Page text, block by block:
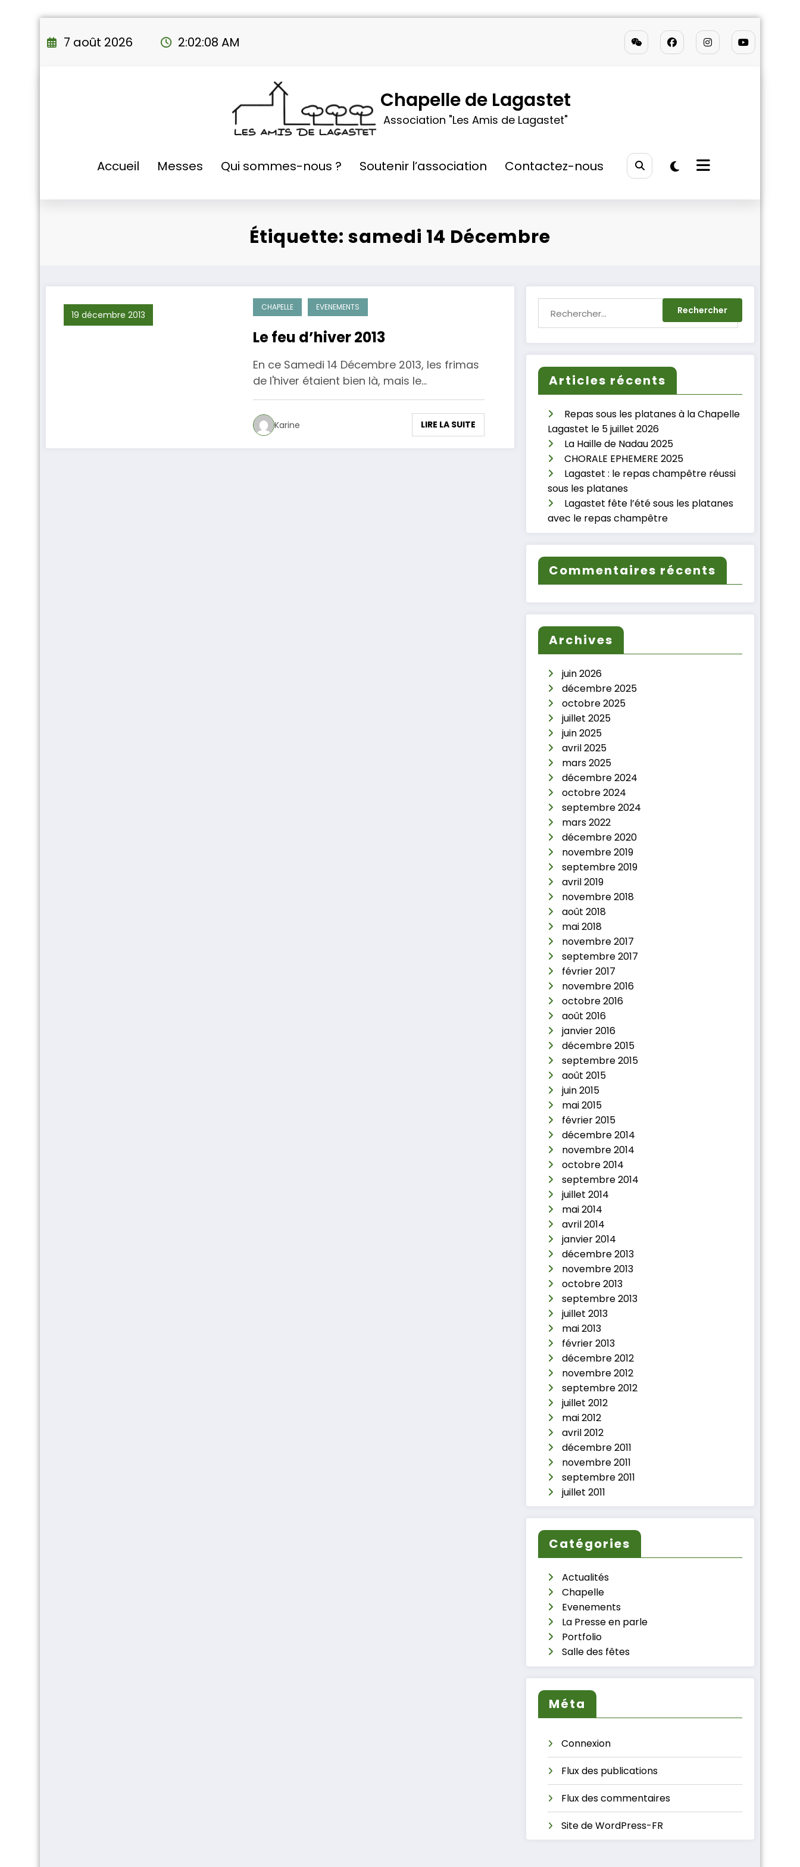
au
7 août 2026 2:02:09 AM
Chapelle de Lagastet
Association "Les Amis de Lagastet"
Accueil Messes Qui sommes-nous ? Soutenir l’association Contactez-nous
Étiquette: samedi 14 Décembre
19 décembre 2013
CHAPELLE EVENEMENTS
Le feu d’hiver 2013
En ce Samedi 14 Décembre 2013, les frimas
de l'hiver étaient bien là, mais le…
Karine LIRE LA SUITE
Articles récents
Repas sous les platanes à la Chapelle
Lagastet le 5 juillet 2026
La Haille de Nadau 2025
CHORALE EPHEMERE 2025
Lagastet : le repas champêtre réussi
sous les platanes
Lagastet fête l’été sous les platanes
avec le repas champêtre
Commentaires récents
Archives
juin 2026
décembre 2025
octobre 2025
juillet 2025
juin 2025
avril 2025
mars 2025
décembre 2024
octobre 2024
septembre 2024
mars 2022
décembre 2020
novembre 2019
septembre 2019
avril 2019
novembre 2018
août 2018
mai 2018
novembre 2017
septembre 2017
février 2017
novembre 2016
octobre 2016
août 2016
janvier 2016
décembre 2015
septembre 2015
août 2015
juin 2015
mai 2015
février 2015
décembre 2014
novembre 2014
octobre 2014
septembre 2014
juillet 2014
mai 2014
avril 2014
janvier 2014
décembre 2013
novembre 2013
octobre 2013
septembre 2013
juillet 2013
mai 2013
février 2013
décembre 2012
novembre 2012
septembre 2012
juillet 2012
mai 2012
avril 2012
décembre 2011
novembre 2011
septembre 2011
juillet 2011
Catégories
Actualités
Chapelle
Evenements
La Presse en parle
Portfolio
Salle des fêtes
Méta
Connexion
Flux des publications
Flux des commentaires
Site de WordPress-FR